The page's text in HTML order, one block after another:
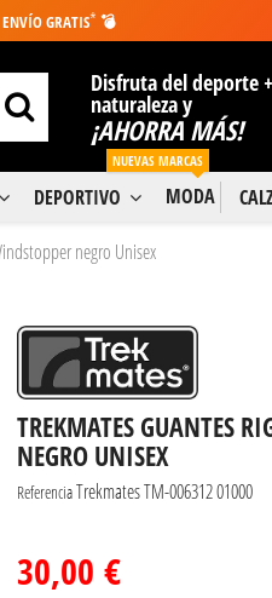
GRATIS* 💣
Disfruta del deporte +
naturaleza y
¡AHORRA MÁS!
DEPORTIVO MODA
NUEVAS MARCAS
negro Unisex
TREKMATES GUANTES
NEGRO UNISEX
ReferenciaTrekmates TM-006312 01000
30,00 €